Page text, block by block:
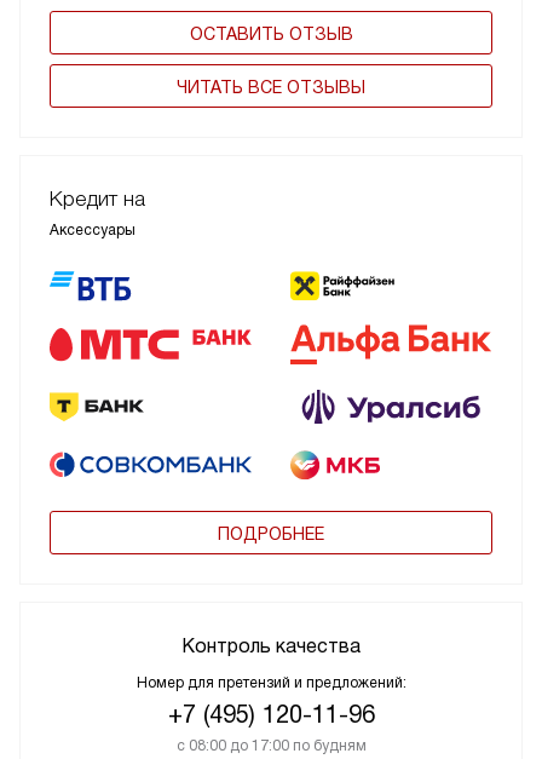
ОСТАВИТЬ ОТЗЫВ
ЧИТАТЬ ВСЕ ОТЗЫВЫ
Кредит на
Аксессуары
ПОДРОБНЕЕ
Контроль качества
Номер для претензий и предложений:
+7 (495) 120-11-96
с 08:00 до 17:00 по будням